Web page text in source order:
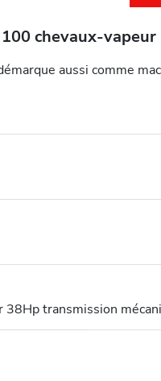
chevaux-vapeur
aussi comme
transmission